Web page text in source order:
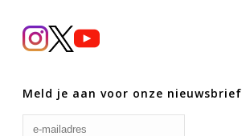
Meld je aan voor onze nieuwsbrief